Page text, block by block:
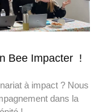
Bee Impacter !
à impact ? Nous
dans la